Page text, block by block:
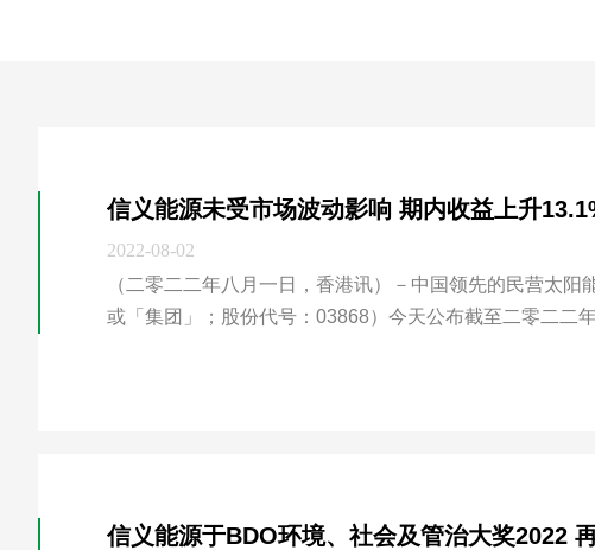
2022-08-02
（二零二二年八月一日，香港讯）－中国领先的民营太
或「集团」；股份代号：03868）今天公布截至二零二二
信义能源于BDO环境、社会及管治大奖2022